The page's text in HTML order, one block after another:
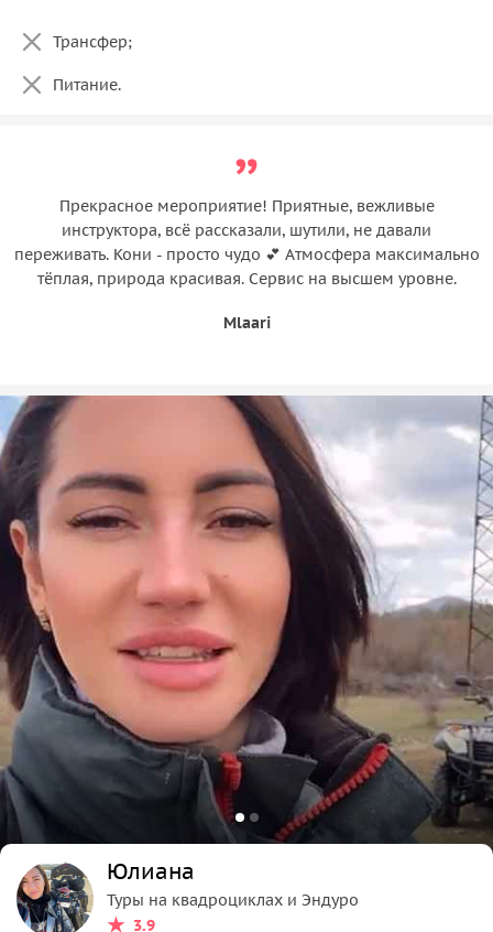
Трансфер;
Питание.
Прекрасное мероприятие! Приятные, вежливые
инструктора, всё рассказали, шутили, не давали
переживать. Кони - просто чудо 💕 Атмосфера максимально
тёплая, природа красивая. Сервис на высшем уровне.
Mlaari
Юлиана
Туры на квадроциклах и Эндуро
3.9